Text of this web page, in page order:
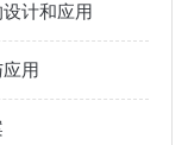
计和应用
用